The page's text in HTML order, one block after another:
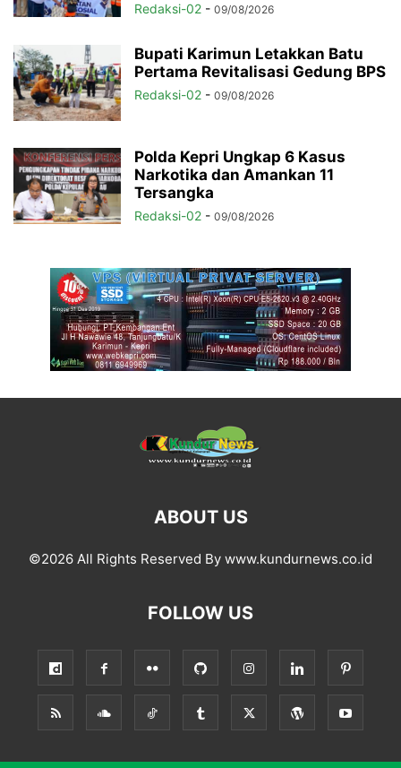
Redaksi-02 - 09/08/2026
Bupati Karimun Letakkan Batu
Pertama Revitalisasi Gedung BPS
Redaksi-02 - 09/08/2026
Polda Kepri Ungkap 6 Kasus
Narkotika dan Amankan 11
Tersangka
Redaksi-02 - 09/08/2026
ABOUT US
©2026 All Rights Reserved By www.kundurnews.co.id
FOLLOW US